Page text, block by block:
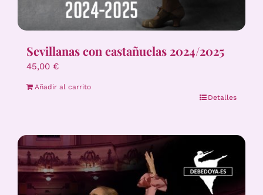
Sevillanas con castañuelas 2024/2025
45,00 €
Añadir al carrito
Detalles